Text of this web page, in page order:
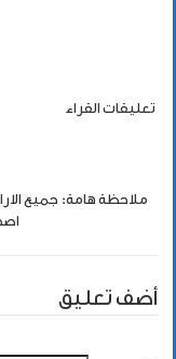
تعليقات القراء
ملاحظة هامة: جميع
أضف تعليق